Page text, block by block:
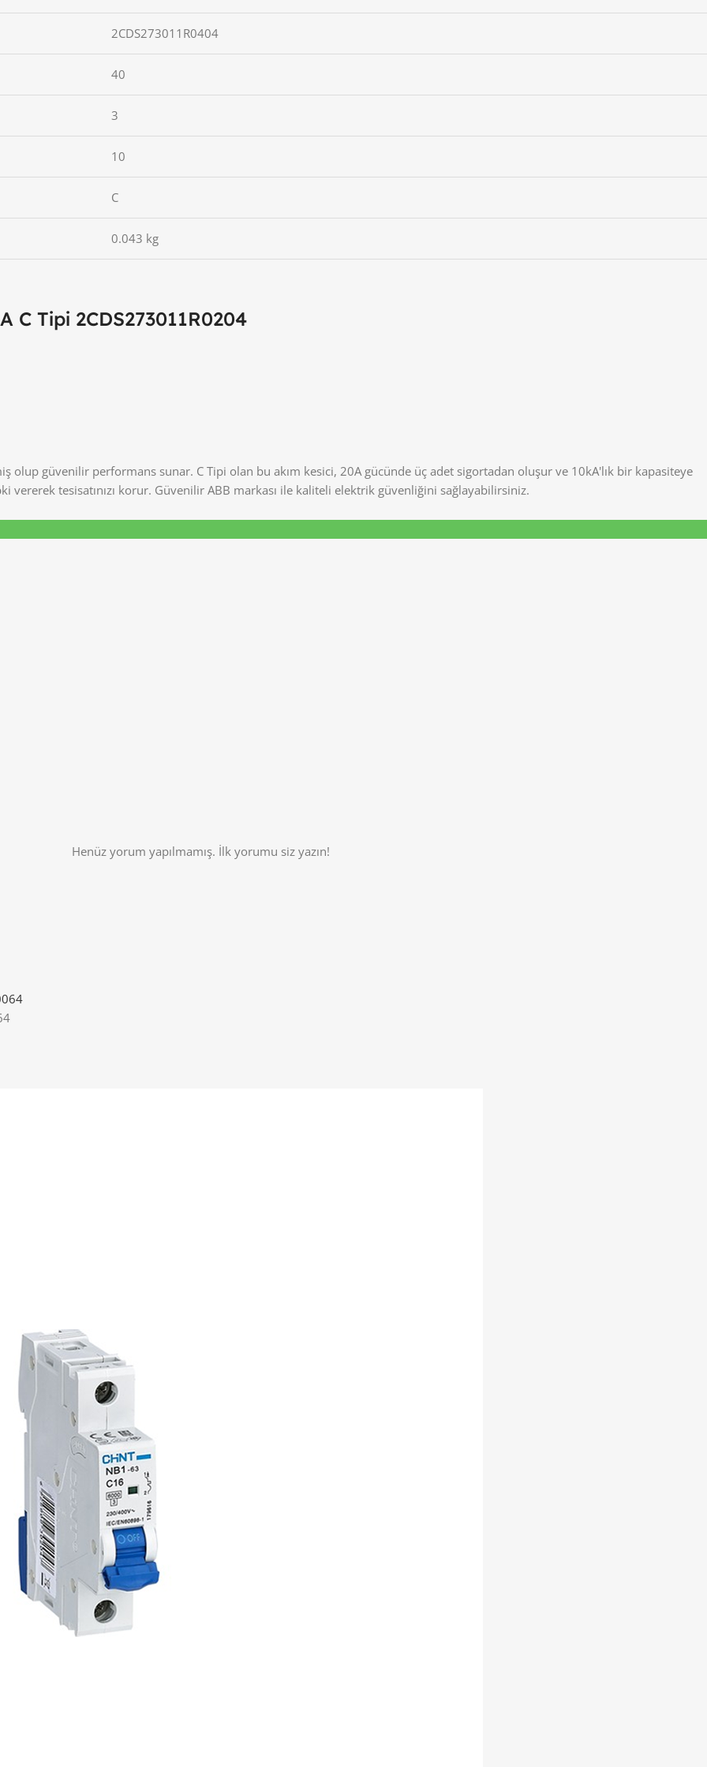
2CDS273011R0404
40
3
10
C
0.043 kg
C Tipi 2CDS273011R0204
güvenilir performans sunar. C Tipi olan bu akım kesici, 20A gücünde üç adet sigortadan oluşur ve 10kA'lık bir kapasiteye
vererek tesisatınızı korur. Güvenilir ABB markası ile kaliteli elektrik güvenliğini sağlayabilirsiniz.
Henüz yorum yapılmamış. İlk yorumu siz yazın!